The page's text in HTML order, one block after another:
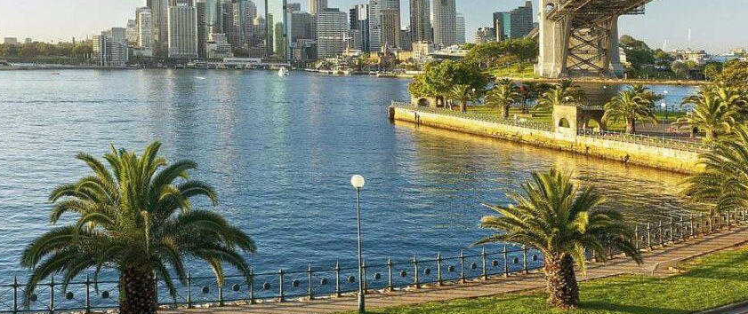
Sydney – Brisbane selfdrive
Sydney – Cairns selfdrive
Sydney – Melbourne selfdrive
Sydney selfdrive
Bel ons
Stuur een e-mail
Offerte aanvragen